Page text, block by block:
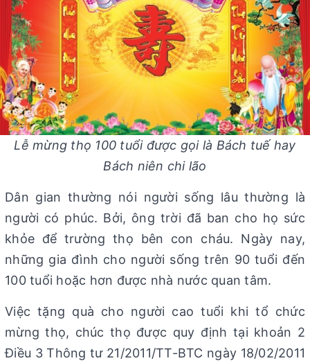
Lễ mừng thọ 100 tuổi được gọi là Bách tuế hay
Bách niên chi lão
Dân gian thường nói người sống lâu thường là
người có phúc. Bởi, ông trời đã ban cho họ sức
khỏe để trường thọ bên con cháu. Ngày nay,
những gia đình cho người sống trên 90 tuổi đến
100 tuổi hoặc hơn được nhà nước quan tâm.
Việc tặng quà cho người cao tuổi khi tổ chức
mừng thọ, chúc thọ được quy định tại khoản 2
Điều 3 Thông tư 21/2011/TT-BTC ngày 18/02/2011